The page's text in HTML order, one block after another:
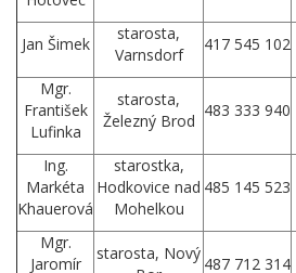
Jan Šimek
starosta,
Varnsdorf
417 545 102
Mgr.
František
Lufinka
starosta,
Železný Brod
483 333 940
Ing.
Markéta
Khauerová
starostka,
Hodkovice nad
Mohelkou
485 145 523
Mgr.
Jaromír
starosta, Nový
487 712 314